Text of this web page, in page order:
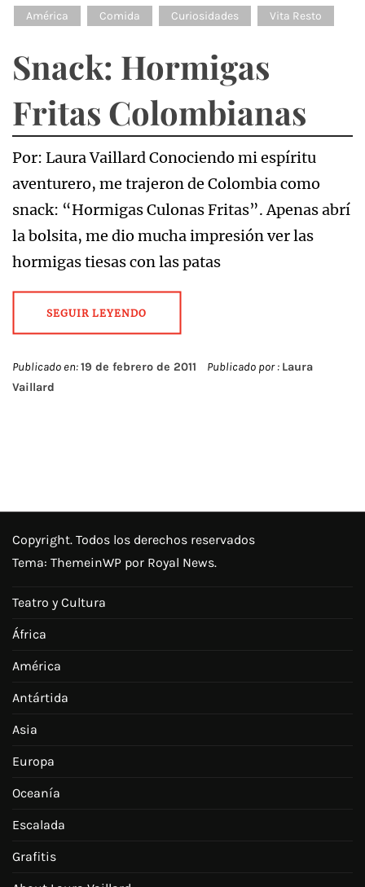
América Comida Curiosidades Vita Resto
Snack: Hormigas
Fritas Colombianas
Por: Laura Vaillard Conociendo mi espíritu
aventurero, me trajeron de Colombia como
snack: “Hormigas Culonas Fritas”. Apenas abrí
la bolsita, me dio mucha impresión ver las
hormigas tiesas con las patas
SEGUIR LEYENDO
Publicado en:19 de febrero de 2011 Publicado por : Laura
Vaillard
Copyright. Todos los derechos reservados
Tema: ThemeinWP por Royal News.
Teatro y Cultura
África
América
Antártida
Asia
Europa
Oceanía
Escalada
Grafitis